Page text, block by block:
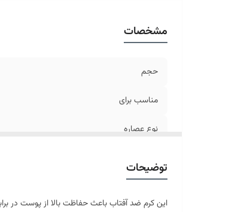
مشخصات
حجم
مناسب برای
نوع عصاره
توضیحات
این کرم ضد آفتاب باعث حفاظت بالا از پوست